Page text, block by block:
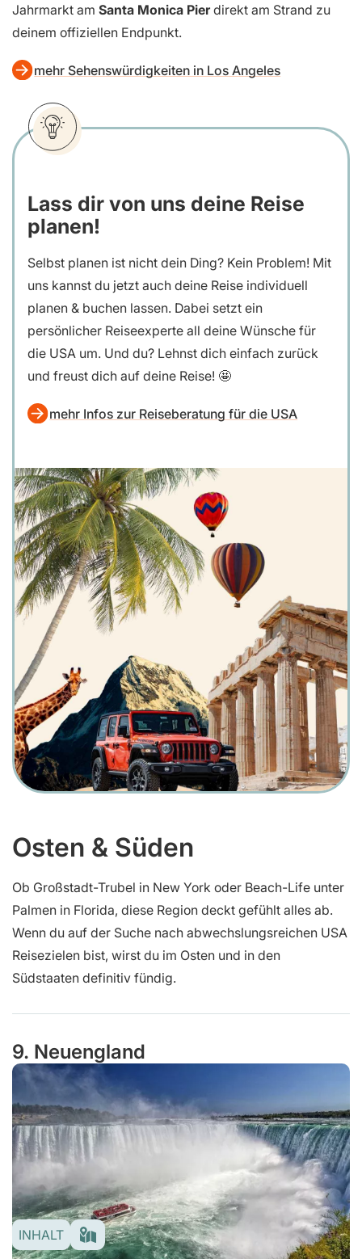
Jahrmarkt am Santa Monica Pierdirekt am Strand zu
deinem offiziellen Endpunkt.
mehr Sehenswürdigkeiten in Los Angeles
Lass dir von uns deine Reise
planen!
Selbst planen ist nicht dein Ding? Kein Problem! Mit
uns kannst du jetzt auch deine Reise individuell
planen & buchen lassen. Dabei setzt ein
persönlicher Reiseexperte all deine Wünsche für
die USA um. Und du? Lehnst dich einfach zurück
und freust dich auf deine Reise! 🤩
mehr Infos zur Reiseberatung für die USA
Osten & Süden
Ob Großstadt-Trubel in New York oder Beach-Life unter
Palmen in Florida, diese Region deckt gefühlt alles ab.
Wenn du auf der Suche nach abwechslungsreichen USA
Reisezielen bist, wirst du im Osten und in den
Südstaaten definitiv fündig.
9. Neuengland
INHALT